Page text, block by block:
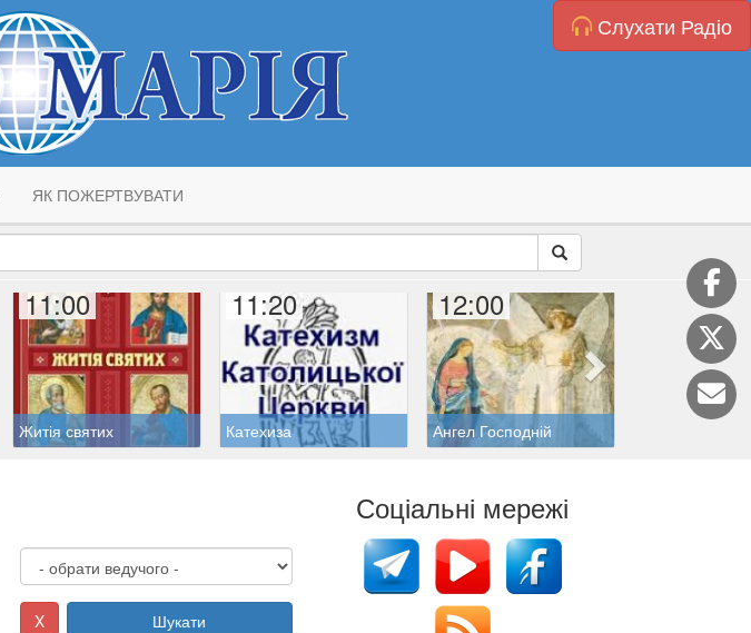
Слухати Радіо
ЯК ПОЖЕРТВУВАТИ
11:00
Житія святих
11:20
Катехиза
12:00
Ангел Господній
12:20
X Шукати
Соціальні мережі